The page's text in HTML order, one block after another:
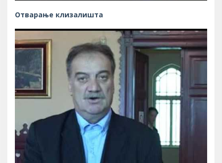
Отварање клизалишта